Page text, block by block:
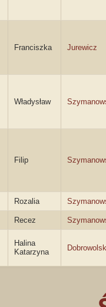
Franciszka Jurewicz
Władysław
Filip
Rozalia
Recez
Halina
Katarzyna